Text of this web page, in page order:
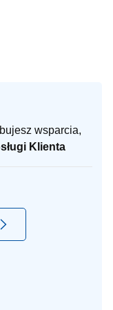
wsparcia,
Klienta